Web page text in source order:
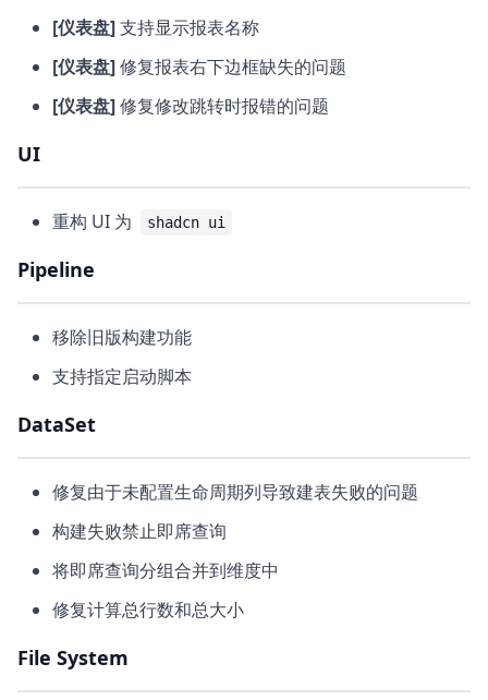
[仪表盘]支持显示报表名称
[仪表盘]修复报表右下边框缺失的问题
[仪表盘]修复修改跳转时报错的问题
UI
重构 UI 为 shadcn ui
Pipeline
移除旧版构建功能
支持指定启动脚本
DataSet
修复由于未配置生命周期列导致建表失败的问题
构建失败禁止即席查询
将即席查询分组合并到维度中
修复计算总行数和总大小
File System